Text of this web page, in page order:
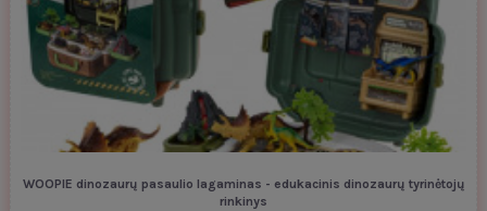
WOOPIE dinozaurų pasaulio lagaminas - edukacinis dinozaurų tyrinėtojų
rinkinys